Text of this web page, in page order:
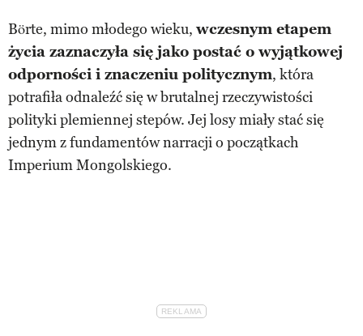
Börte, mimo młodego wieku, wczesnym etapem
życia zaznaczyła się jako postać o wyjątkowej
odporności i znaczeniu politycznym, która
potrafiła odnaleźć się w brutalnej rzeczywistości
polityki plemiennej stepów. Jej losy miały stać się
jednym z fundamentów narracji o początkach
Imperium Mongolskiego.